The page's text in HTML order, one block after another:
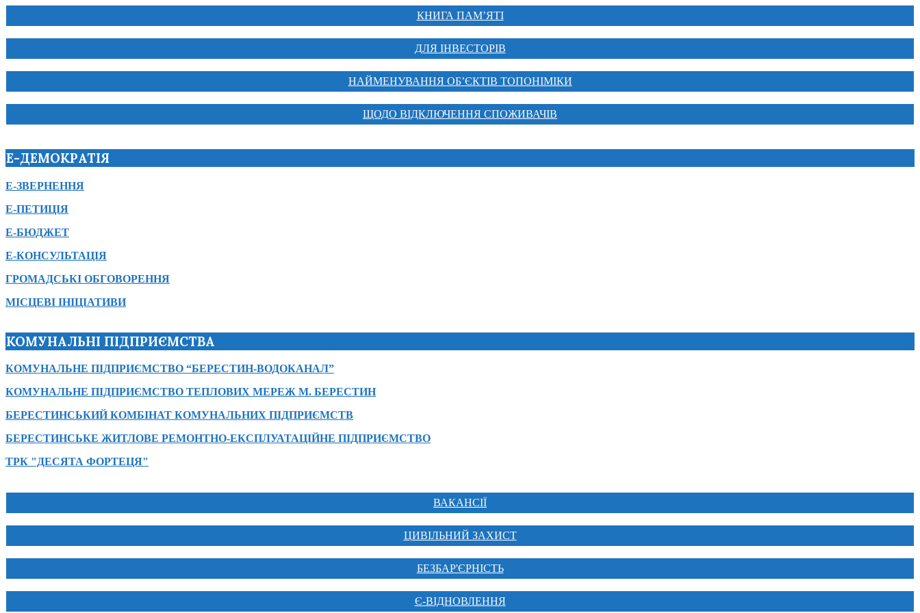
КНИГА ПАМ’ЯТІ
ДЛЯ ІНВЕСТОРІВ
НАЙМЕНУВАННЯ ОБ’ЄКТІВ ТОПОНІМІКИ
ЩОДО ВІДКЛЮЧЕННЯ СПОЖИВАЧІВ
Е-ДЕМОКРАТІЯ
Е-ЗВЕРНЕННЯ
Е-ПЕТИЦІЯ
Е-БЮДЖЕТ
Е-КОНСУЛЬТАЦІЯ
ГРОМАДСЬКІ ОБГОВОРЕННЯ
МІСЦЕВІ ІНІЦІАТИВИ
КОМУНАЛЬНІ ПІДПРИЄМСТВА
КОМУНАЛЬНЕ ПІДПРИЄМСТВО “БЕРЕСТИН-ВОДОКАНАЛ”
КОМУНАЛЬНЕ ПІДПРИЄМСТВО ТЕПЛОВИХ МЕРЕЖ М. БЕРЕСТИН
БЕРЕСТИНСЬКИЙ КОМБІНАТ КОМУНАЛЬНИХ ПІДПРИЄМСТВ
БЕРЕСТИНСЬКЕ ЖИТЛОВЕ РЕМОНТНО-ЕКСПЛУАТАЦІЙНЕ ПІДПРИЄМСТВО
ТРК "ДЕСЯТА ФОРТЕЦЯ"
ВАКАНСІЇ
ЦИВІЛЬНИЙ ЗАХИСТ
БЕЗБАР'ЄРНІСТЬ
Є-ВІДНОВЛЕННЯ